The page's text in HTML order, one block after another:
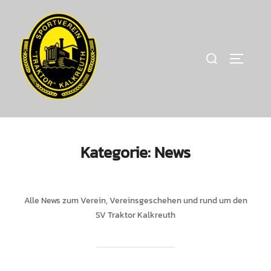
springen
Suchen
nach:
Kategorie:News
Alle News zum Verein, Vereinsgeschehen und rund um den
SV Traktor Kalkreuth